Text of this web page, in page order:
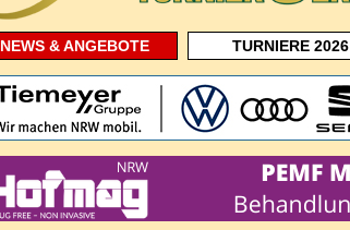
NEWS & ANGEBOTE TURNIERE 2026